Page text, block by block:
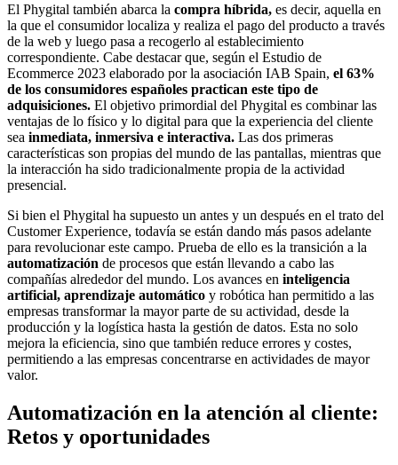
El Phygital también abarca la compra híbrida, es decir, aquella en
la que el consumidor localiza y realiza el pago del producto a través
de la web y luego pasa a recogerlo al establecimiento
correspondiente. Cabe destacar que, según el Estudio de
Ecommerce 2023 elaborado por la asociación IAB Spain, el 63%
de los consumidores españoles practican este tipo de
adquisiciones. El objetivo primordial del Phygital es combinar las
ventajas de lo físico y lo digital para que la experiencia del cliente
sea inmediata, inmersiva e interactiva. Las dos primeras
características son propias del mundo de las pantallas, mientras que
la interacción ha sido tradicionalmente propia de la actividad
presencial.
Si bien el Phygital ha supuesto un antes y un después en el trato del
Customer Experience, todavía se están dando más pasos adelante
para revolucionar este campo. Prueba de ello es la transición a la
automatización de procesos que están llevando a cabo las
compañías alrededor del mundo. Los avances en inteligencia
artificial, aprendizaje automático y robótica han permitido a las
empresas transformar la mayor parte de su actividad, desde la
producción y la logística hasta la gestión de datos. Esta no solo
mejora la eficiencia, sino que también reduce errores y costes,
permitiendo a las empresas concentrarse en actividades de mayor
valor.
Automatización en la atención al cliente:
Retos y oportunidades